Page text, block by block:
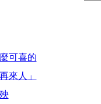
可喜的
來人」